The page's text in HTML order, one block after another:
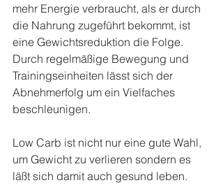
mehr Energie verbraucht, als er durch
die Nahrung zugeführt bekommt, ist
eine Gewichtsreduktion die Folge.
Durch regelmäßige Bewegung und
Trainingseinheiten lässt sich der
Abnehmerfolg um ein Vielfaches
beschleunigen.
Low Carb ist nicht nur eine gute Wahl,
um Gewicht zu verlieren sondern es
läßt sich damit auch gesund leben.